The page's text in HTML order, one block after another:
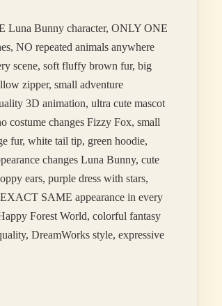
Luna Bunny character, ONLY ONE
NO repeated animals anywhere
scene, soft fluffy brown fur, big
zipper, small adventure
3D animation, ultra cute mascot
costume changes Fizzy Fox, small
fur, white tail tip, green hoodie,
changes Luna Bunny, cute
ears, purple dress with stars,
SAME appearance in every
Forest World, colorful fantasy
DreamWorks style, expressive